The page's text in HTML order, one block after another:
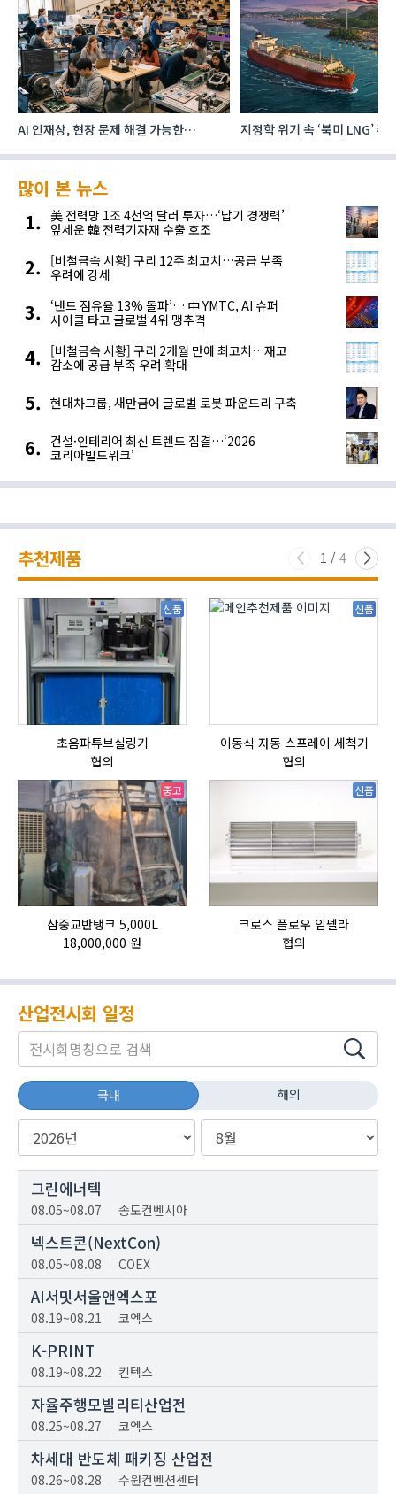
AI 인재상, 현장 문제 해결 가능한
지정학 위기 속 ‘북미 LNG’
많이 본 뉴스
美 전력망 1조 4천억 달러 투자…‘납기 경쟁력’
앞세운 韓 전력기자재 수출 호조
[비철금속 시황] 구리 12주 최고치…공급 부족
우려에 강세
‘낸드 점유율 13% 돌파’… 中 YMTC, AI 슈퍼
사이클 타고 글로벌 4위 맹추격
[비철금속 시황] 구리 2개월 만에 최고치…재고
감소에 공급 부족 우려 확대
현대차그룹, 새만금에 글로벌 로봇 파운드리 구축
건설·인테리어 최신 트렌드 집결…‘2026
코리아빌드위크’
추천제품 1 / 4
신품
초음파튜브실링기
협의
신품
이동식 자동 스프레이 세척기
협의
중고
삼중교반탱크 5,000L
18,000,000 원
신품
크로스 플로우 임펠라
협의
산업전시회 일정
국내 해외
그린에너텍
08.05~08.07 송도컨벤시아
넥스트콘(NextCon)
08.05~08.08 COEX
AI서밋서울앤엑스포
08.19~08.21 코엑스
K-PRINT
08.19~08.22 킨텍스
자율주행모빌리티산업전
08.25~08.27 코엑스
차세대 반도체 패키징 산업전
08.26~08.28 수원컨벤션센터